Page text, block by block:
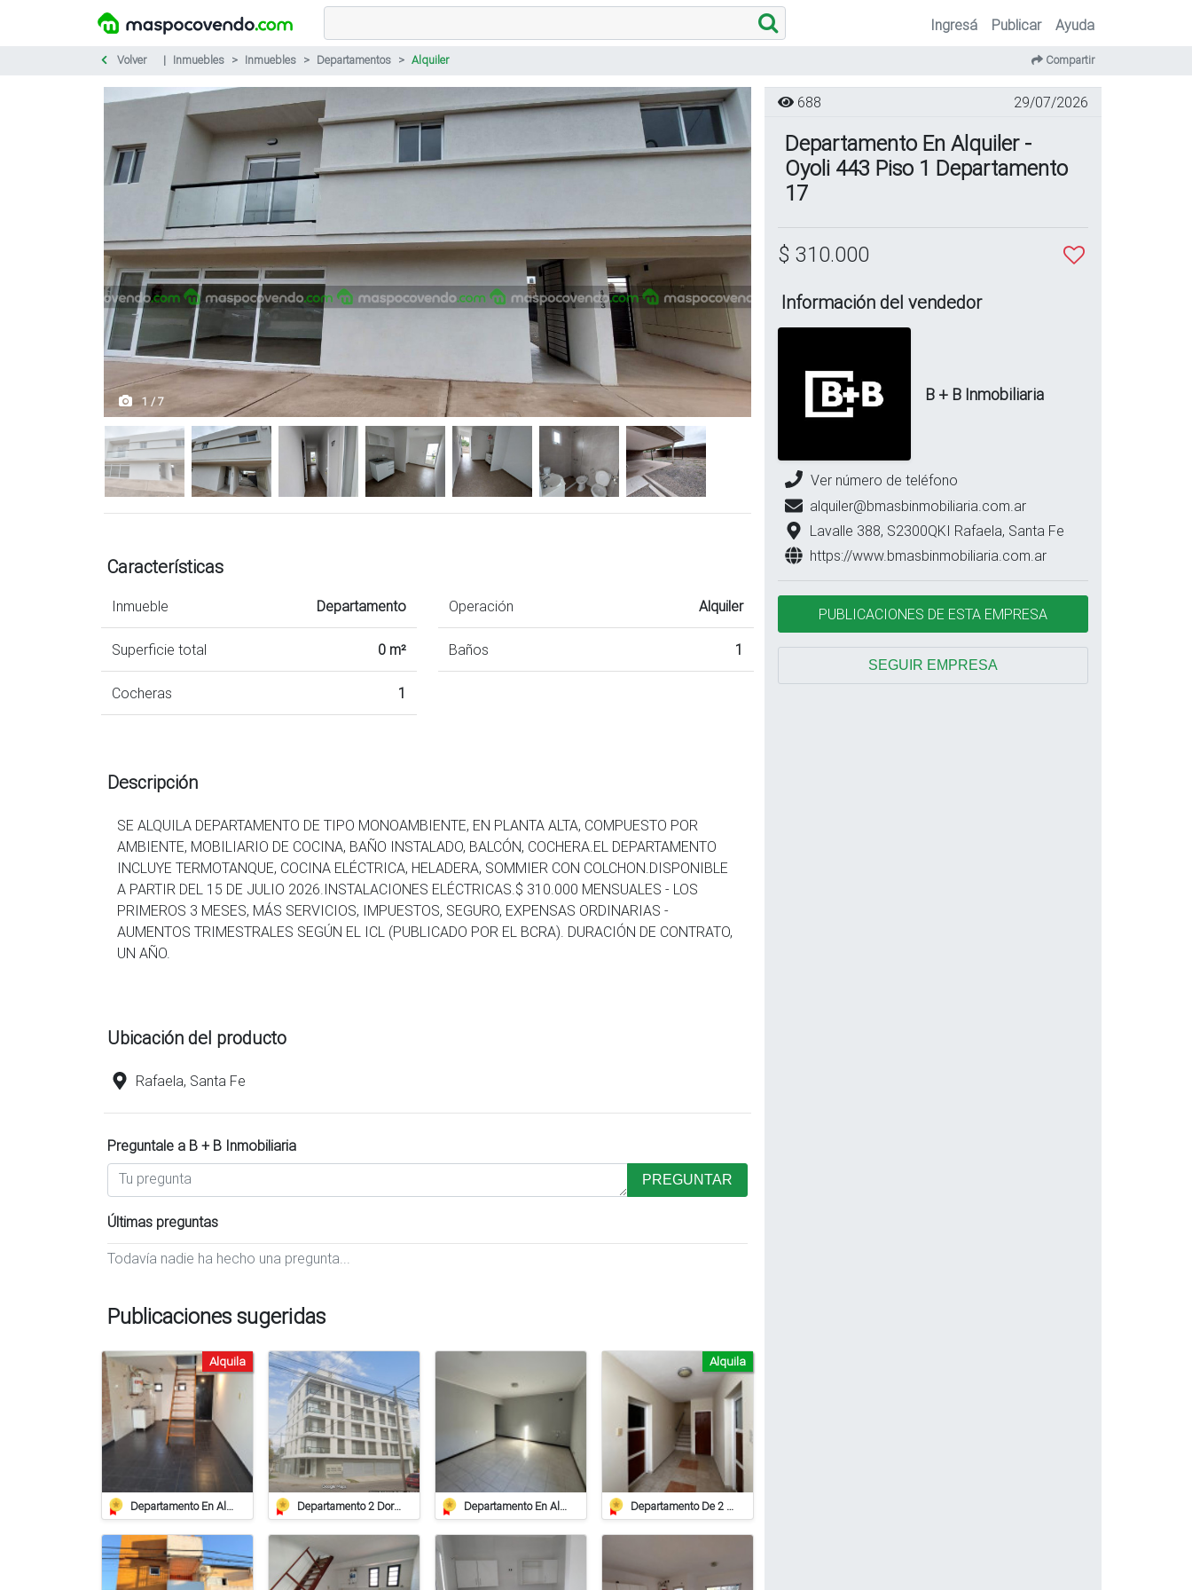
Ingresá Publicar Ayuda
Volver Inmuebles Inmuebles Departamentos Alquiler Compartir
1 / 7
Características
Inmueble Departamento
Superficie total 0 m²
Cocheras 1
Operación Alquiler
Baños 1
Descripción
SE ALQUILA DEPARTAMENTO DE TIPO MONOAMBIENTE, EN PLANTA ALTA, COMPUESTO POR
AMBIENTE, MOBILIARIO DE COCINA, BAÑO INSTALADO, BALCÓN, COCHERA.EL DEPARTAMENTO
INCLUYE TERMOTANQUE, COCINA ELÉCTRICA, HELADERA, SOMMIER CON COLCHON.DISPONIBLE
A PARTIR DEL 15 DE JULIO 2026.INSTALACIONES ELÉCTRICAS.$ 310.000 MENSUALES - LOS
PRIMEROS 3 MESES, MÁS SERVICIOS, IMPUESTOS, SEGURO, EXPENSAS ORDINARIAS -
AUMENTOS TRIMESTRALES SEGÚN EL ICL (PUBLICADO POR EL BCRA). DURACIÓN DE CONTRATO,
UN AÑO.
Ubicación del producto
Rafaela, Santa Fe
Preguntale a B + B Inmobiliaria
PREGUNTAR
Últimas preguntas
Todavía nadie ha hecho una pregunta...
Publicaciones sugeridas
Departamento En Alquiler – B. Irigoyen 1148, Barrio 9 De Julio, Rafaela
Alquila
Departamento 2 Dorm. - Excelente Ubicación - Live Departamento En Alquiler – Rincón Nº 755 Departamento De 2 Dormitorios En Alquiler
Alquila
688 29/07/2026
Departamento En Alquiler -
Oyoli 443 Piso 1 Departamento
17
$ 310.000
Información del vendedor
B + B Inmobiliaria
Ver número de teléfono
alquiler@bmasbinmobiliaria.com.ar
Lavalle 388, S2300QKI Rafaela, Santa Fe
https://www.bmasbinmobiliaria.com.ar
PUBLICACIONES DE ESTA EMPRESA
SEGUIR EMPRESA